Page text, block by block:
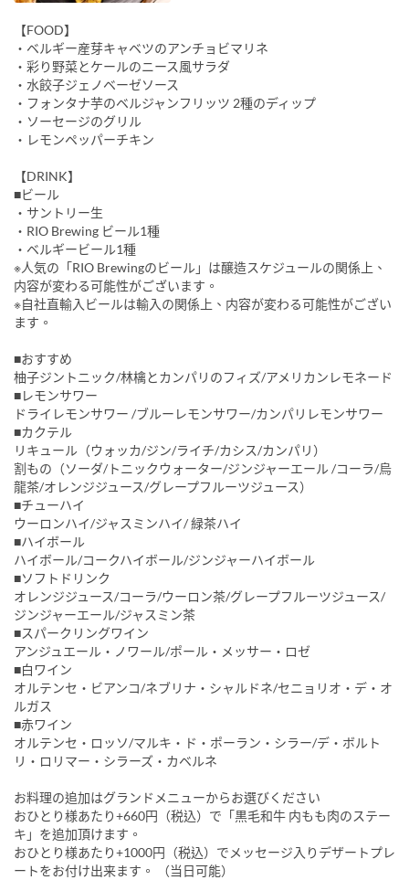
【FOOD】
・ベルギー産芽キャベツのアンチョビマリネ
・彩り野菜とケールのニース風サラダ
・水餃子ジェノベーゼソース
・フォンタナ芋のベルジャンフリッツ 2種のディップ
・ソーセージのグリル
・レモンペッパーチキン
【DRINK】
■ビール
・サントリー生
・RIO Brewing ビール1種
・ベルギービール1種
※人気の「RIO Brewingのビール」は醸造スケジュールの関係上、
内容が変わる可能性がございます。
※自社直輸入ビールは輸入の関係上、内容が変わる可能性がござい
ます。
■おすすめ
柚子ジントニック/林檎とカンパリのフィズ/アメリカンレモネード
■レモンサワー
ドライレモンサワー /ブルーレモンサワー/カンパリレモンサワー
■カクテル
リキュール（ウォッカ/ジン/ライチ/カシス/カンパリ）
割もの（ソーダ/トニックウォーター/ジンジャーエール /コーラ/烏
龍茶/オレンジジュース/グレープフルーツジュース）
■チューハイ
ウーロンハイ/ジャスミンハイ/ 緑茶ハイ
■ハイボール
ハイボール/コークハイボール/ジンジャーハイボール
■ソフトドリンク
オレンジジュース/コーラ/ウーロン茶/グレープフルーツジュース/
ジンジャーエール/ジャスミン茶
■スパークリングワイン
アンジュエール・ノワール/ポール・メッサー・ロゼ
■白ワイン
オルテンセ・ビアンコ/ネブリナ・シャルドネ/セニョリオ・デ・オ
ルガス
■赤ワイン
オルテンセ・ロッソ/マルキ・ド・ポーラン・シラー/デ・ボルト
リ・ロリマー・シラーズ・カベルネ
お料理の追加はグランドメニューからお選びください
おひとり様あたり+660円（税込）で「黒毛和牛 内もも肉のステー
キ」を追加頂けます。
おひとり様あたり+1000円（税込）でメッセージ入りデザートプレ
ートをお付け出来ます。 （当日可能）